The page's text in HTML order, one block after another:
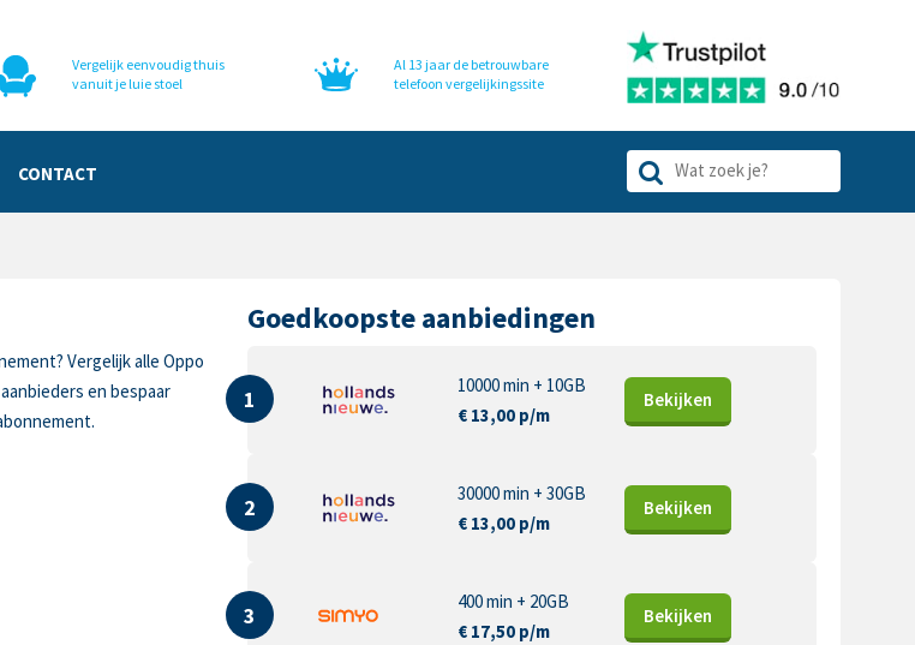
Vergelijk eenvoudig thuis
vanuit je luie stoel
Al 13 jaar de betrouwbare
telefoon vergelijkingssite
CONTACT
Vergelijk alle Oppo
en bespaar
Goedkoopste aanbiedingen
1
10000 min + 10GB
€ 13,00 p/m
Bekijken
2
30000 min + 30GB
€ 13,00 p/m
Bekijken
3
400 min + 20GB
€ 17,50 p/m
Bekijken